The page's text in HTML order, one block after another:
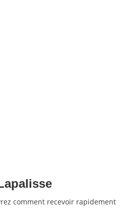
comment recevoir rapidement